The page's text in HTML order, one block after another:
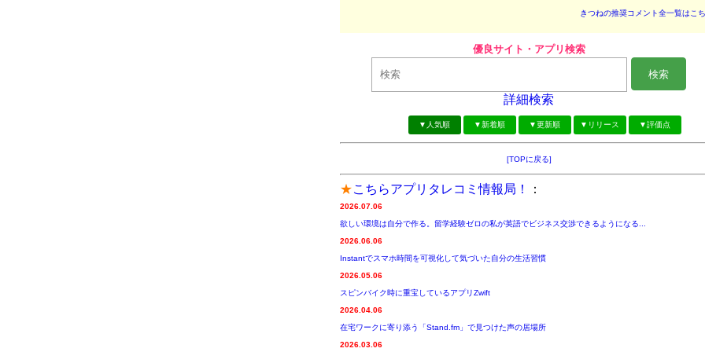
きつねの推奨コメント全一覧はこ
優良サイト・アプリ検索
検索
詳細検索
▼人気順 ▼新着順 ▼更新順 ▼リリース ▼評価点
[TOPに戻る]
★こちらアプリタレコミ情報局！ ：
2026.07.06
欲しい環境は自分で作る。留学経験ゼロの私が英語でビジネス交渉できるようになる...
2026.06.06
Instantでスマホ時間を可視化して気づいた自分の生活習慣
2026.05.06
スピンバイク時に重宝しているアプリZwift
2026.04.06
在宅ワークに寄り添う「Stand.fm」で見つけた声の居場所
2026.03.06